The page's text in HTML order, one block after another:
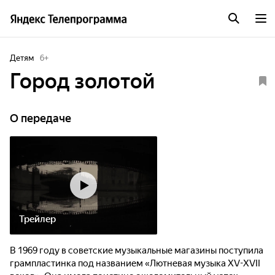
Детям 6+
Город золотой
О передаче
Трейлер
В 1969 году в советские музыкальные магазины поступила
грампластинка под названием «Лютневая музыка XV-XVII